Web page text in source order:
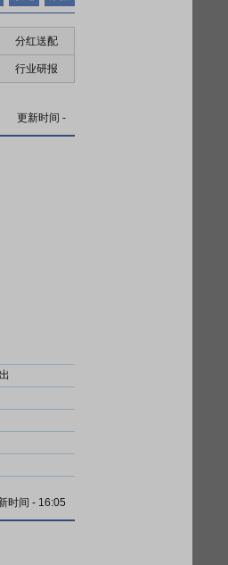
分红送配
行业研报
更新时间 -
时间 - 16:05